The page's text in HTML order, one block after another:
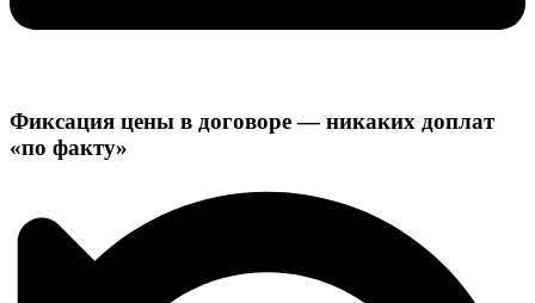
Фиксация цены в договоре — никаких доплат
«по факту»